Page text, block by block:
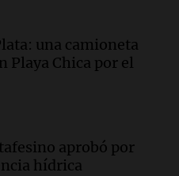
mucho el teléfono?
una camioneta
Playa Chica por el
aprobó por
hídrica